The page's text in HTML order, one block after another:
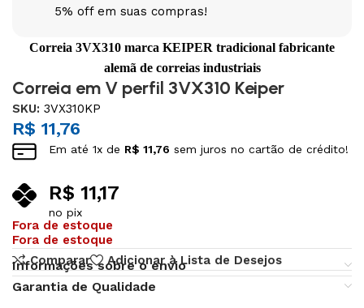
5% off em suas compras!
Correia 3VX310 marca KEIPER tradicional fabricante
alemã de correias industriais
Correia em V perfil 3VX310 Keiper
SKU:3VX310KP
R$ 11,76
Em até1x de R$ 11,76 sem juros no cartão de crédito!
R$ 11,17
no pix
Fora de estoque
Fora de estoque
Comparar
Adicionar à Lista de Desejos
Informações sobre o envio
Garantia de Qualidade